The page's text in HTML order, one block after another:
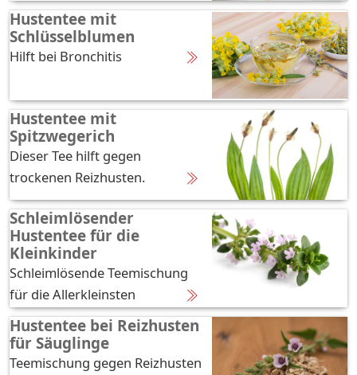
Hustentee mit
Schlüsselblumen
Hilft bei Bronchitis
Hustentee mit
Spitzwegerich
Dieser Tee hilft gegen
trockenen Reizhusten.
Schleimlösender
Hustentee für die
Kleinkinder
Schleimlösende Teemischung
für die Allerkleinsten
Hustentee bei Reizhusten
für Säuglinge
Teemischung gegen Reizhusten